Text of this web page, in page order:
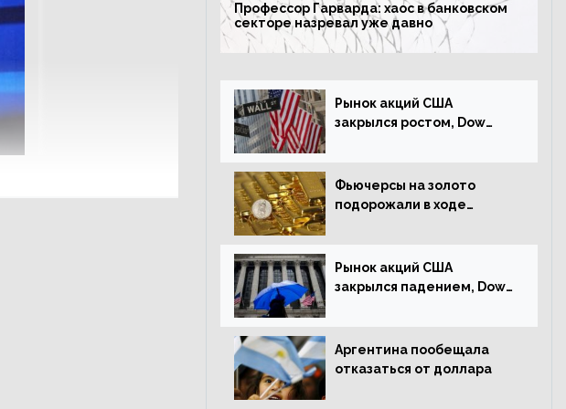
Профессор Гарварда: хаос в банковском
секторе назревал уже давно
Рынок акций США
закрылся ростом, Dow
Фьючерсы на золото
подорожали в ходе
Рынок акций США
закрылся падением, Dow
Аргентина пообещала
отказаться от доллара